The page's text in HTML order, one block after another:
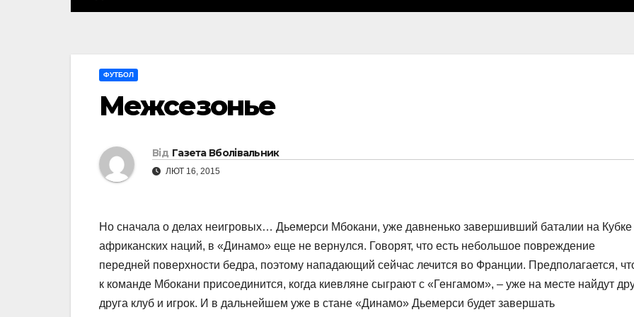
ФУТБОЛ
Межсезонье
Від Газета Вболівальник
ЛЮТ 16, 2015
Но сначала о делах неигровых… Дьемерси Мбокани, уже давненько завершивший баталии на Кубке
африканских наций, в «Динамо» еще не вернулся. Говорят, что есть небольшое повреждение
передней поверхности бедра, поэтому нападающий сейчас лечится во Франции. Предполагается,
к команде Мбокани присоединится, когда киевляне сыграют с «Генгамом», – уже на месте найдут
друга клуб и игрок. И в дальнейшем уже в стане «Динамо» Дьемерси будет завершать